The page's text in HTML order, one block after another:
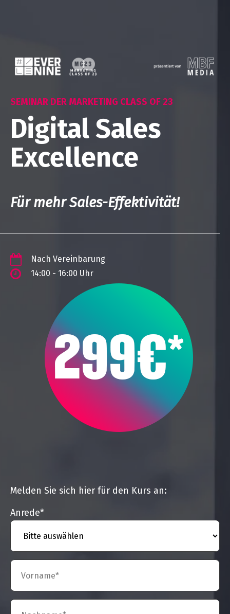
SEMINAR DER MARKETING CLASS OF 23
Digital Sales
Excellence
Für mehr Sales-Effektivität!
Nach Vereinbarung
14:00 - 16:00 Uhr
Melden Sie sich hier für den Kurs an:
Anrede*